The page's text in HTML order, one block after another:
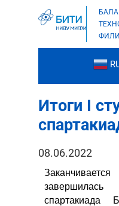
Итоги I
08.06.2022